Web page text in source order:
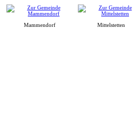
Mammendorf Mittelstetten